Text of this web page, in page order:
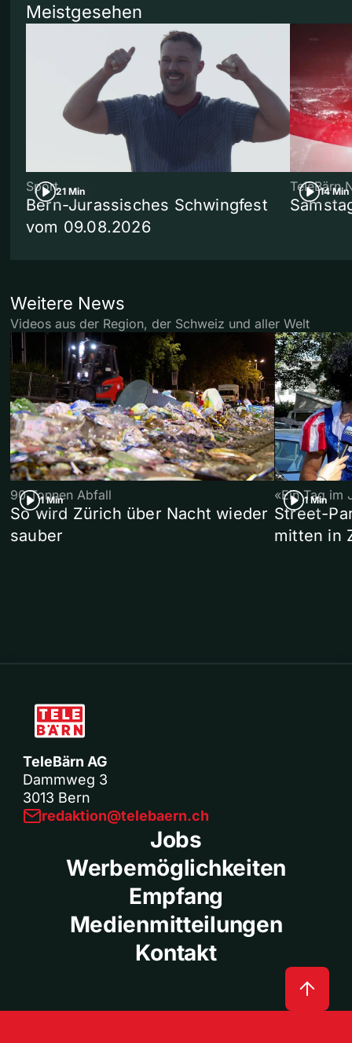
Meistgesehen
21 Min
Sport
Bern-Jurassisches Schwingfest
vom 09.08.2026
14 Min
TeleBärn
Weitere News
Videos aus der Region, der Schweiz und aller Welt
1 Min
90 Tonnen Abfall
So wird Zürich über Nacht wieder
sauber
1 Min
«Ein Tag im
Street-
mitten in
TeleBärn AG
Dammweg 3
3013 Bern
redaktion@telebaern.ch
Jobs
Werbemöglichkeiten
Empfang
Medienmitteilungen
Kontakt